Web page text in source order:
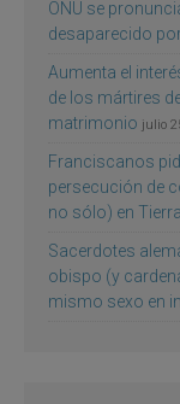
ONU se
desaparecido
Aumenta el
de los mártires
matrimonio julio
Franciscanos
persecución de
no sólo) en
Sacerdotes
obispo (y
mismo sexo en